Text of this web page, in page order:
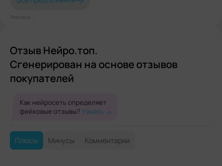
Реклама⋮
Отзыв Нейро.топ.
Сгенерирован на основе отзывов
покупателей
Как нейросеть определяет
фейковые отзывы? Узнать
Плюсы Минусы Комментарии